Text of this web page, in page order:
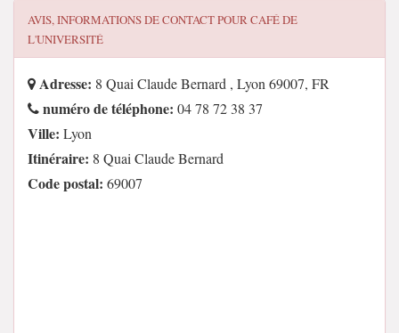
AVIS, INFORMATIONS DE CONTACT POURCAFÉ DE
L'UNIVERSITÉ
Adresse: 8 Quai Claude Bernard , Lyon 69007, FR
numéro de téléphone: 04 78 72 38 37
Ville: Lyon
Itinéraire: 8 Quai Claude Bernard
Code postal: 69007